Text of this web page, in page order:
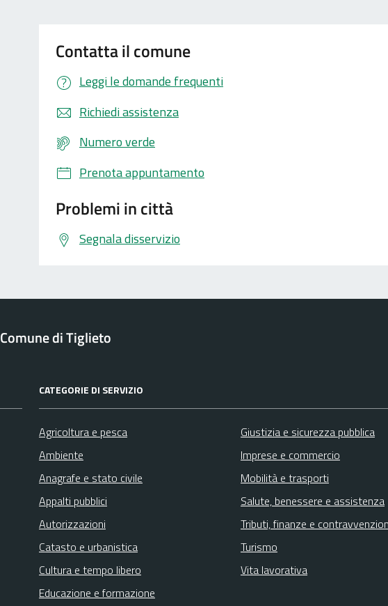
Contatta il comune
Leggi le domande frequenti
Richiedi assistenza
Numero verde
Prenota appuntamento
Problemi in città
Segnala disservizio
Comune di Tiglieto
CATEGORIE DI SERVIZIO
Agricoltura e pesca
Ambiente
Anagrafe e stato civile
Appalti pubblici
Autorizzazioni
Catasto e urbanistica
Cultura e tempo libero
Educazione e formazione
Giustizia e sicurezza pubblica
Imprese e commercio
Mobilità e trasporti
Salute, benessere e assistenza
Tributi, finanze e
Turismo
Vita lavorativa